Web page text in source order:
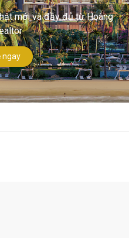
mới và đầy đủ từ Hoàng
ngay